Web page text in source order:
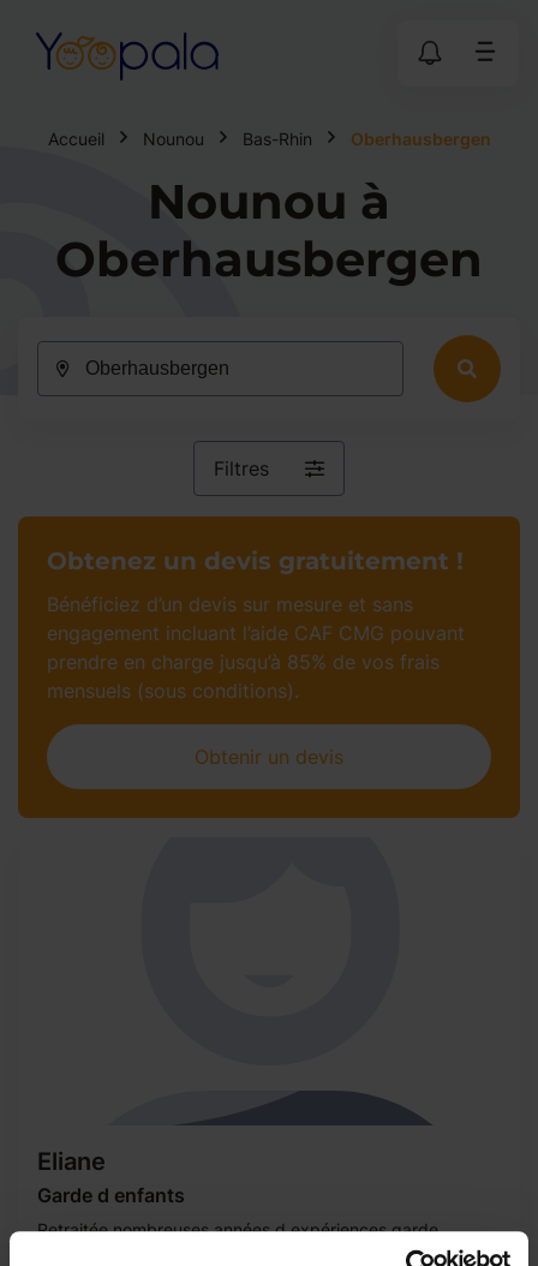
Accueil Nounou Bas-Rhin Oberhausbergen
Nounou à
Oberhausbergen
Filtres
Eliane
Garde d enfants
Retraitée nombreuses années d expériences garde
périscolaire avec des enfants de 6 mois à 11 ans Secteur
Obtenez un devis gratuitement !
Bénéficiez d’un devis sur mesure et sans
engagement incluant l’aide CAF CMG pouvant
prendre en charge jusqu’à 85% de vos frais
mensuels (sous conditions).
Obtenir un devis